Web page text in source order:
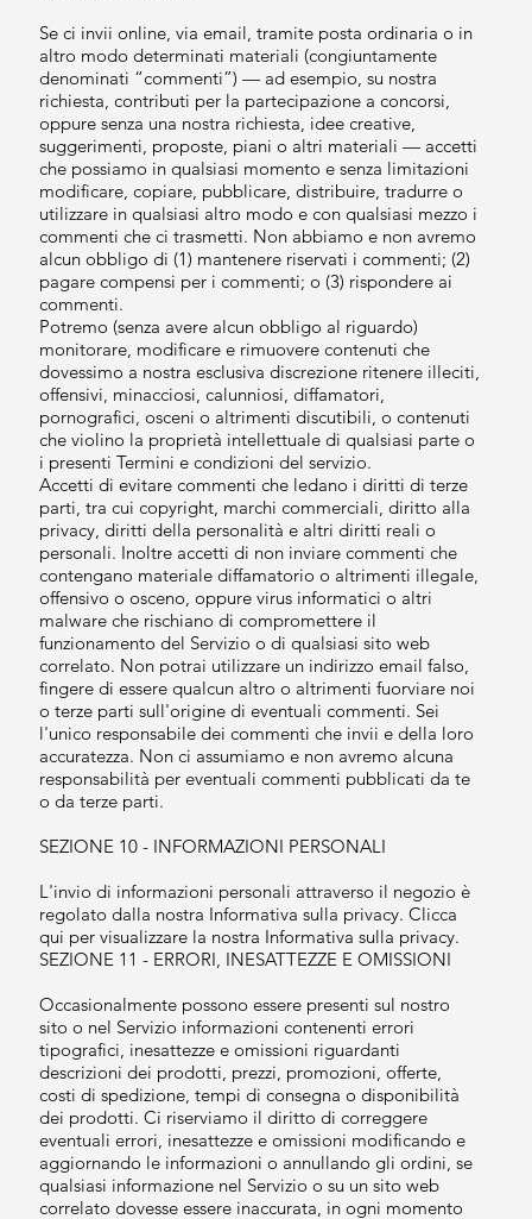
Se ci invii online, via email, tramite posta ordinaria o in
altro modo determinati materiali (congiuntamente
denominati “commenti”) — ad esempio, su nostra
richiesta, contributi per la partecipazione a concorsi,
oppure senza una nostra richiesta, idee creative,
suggerimenti, proposte, piani o altri materiali — accetti
che possiamo in qualsiasi momento e senza limitazioni
modificare, copiare, pubblicare, distribuire, tradurre o
utilizzare in qualsiasi altro modo e con qualsiasi mezzo i
commenti che ci trasmetti. Non abbiamo e non avremo
alcun obbligo di (1) mantenere riservati i commenti; (2)
pagare compensi per i commenti; o (3) rispondere ai
commenti.
Potremo (senza avere alcun obbligo al riguardo)
monitorare, modificare e rimuovere contenuti che
dovessimo a nostra esclusiva discrezione ritenere illeciti,
offensivi, minacciosi, calunniosi, diffamatori,
pornografici, osceni o altrimenti discutibili, o contenuti
che violino la proprietà intellettuale di qualsiasi parte o
i presenti Termini e condizioni del servizio.
Accetti di evitare commenti che ledano i diritti di terze
parti, tra cui copyright, marchi commerciali, diritto alla
privacy, diritti della personalità e altri diritti reali o
personali. Inoltre accetti di non inviare commenti che
contengano materiale diffamatorio o altrimenti illegale,
offensivo o osceno, oppure virus informatici o altri
malware che rischiano di compromettere il
funzionamento del Servizio o di qualsiasi sito web
correlato. Non potrai utilizzare un indirizzo email falso,
fingere di essere qualcun altro o altrimenti fuorviare noi
o terze parti sull'origine di eventuali commenti. Sei
l'unico responsabile dei commenti che invii e della loro
accuratezza. Non ci assumiamo e non avremo alcuna
responsabilità per eventuali commenti pubblicati da te
o da terze parti.
SEZIONE 10 - INFORMAZIONI PERSONALI
L'invio di informazioni personali attraverso il negozio è
regolato dalla nostra Informativa sulla privacy. Clicca
qui per visualizzare la nostra Informativa sulla privacy.
SEZIONE 11 - ERRORI, INESATTEZZE E OMISSIONI
Occasionalmente possono essere presenti sul nostro
sito o nel Servizio informazioni contenenti errori
tipografici, inesattezze e omissioni riguardanti
descrizioni dei prodotti, prezzi, promozioni, offerte,
costi di spedizione, tempi di consegna o disponibilità
dei prodotti. Ci riserviamo il diritto di correggere
eventuali errori, inesattezze e omissioni modificando e
aggiornando le informazioni o annullando gli ordini, se
qualsiasi informazione nel Servizio o su un sito web
correlato dovesse essere inaccurata, in ogni momento